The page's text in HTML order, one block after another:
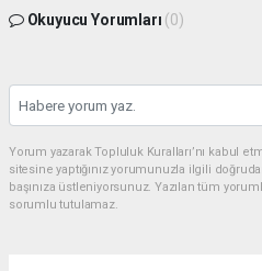
Okuyucu Yorumları (0)
Yorum yazarak Topluluk Kuralları’nı kabul
sitesine yaptığınız yorumunuzla ilgili
başınıza üstleniyorsunuz. Yazılan tüm
sorumlu tutulamaz.